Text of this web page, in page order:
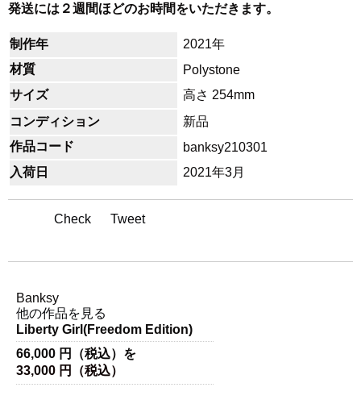
発送には２週間ほどのお時間をいただきます。
制作年
2021年
材質
Polystone
サイズ
高さ 254mm
コンディション
新品
作品コード
banksy210301
入荷日
2021年3月
Check Tweet
Banksy
他の作品を見る
Liberty Girl(Freedom Edition)
66,000 円（税込）を
33,000 円（税込）